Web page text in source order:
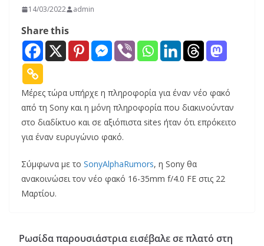
14/03/2022 admin
Share this
Μέρες τώρα υπήρχε η πληροφορία για έναν νέο φακό
από τη Sony και η μόνη πληροφορία που διακινούνταν
στο διαδίκτυο και σε αξιόπιστα sites ήταν ότι επρόκειτο
για έναν ευρυγώνιο φακό.
Σύμφωνα με το SonyAlphaRumors, η Sony θα
ανακοινώσει τον νέο φακό 16-35mm f/4.0 FE στις 22
Μαρτίου.
Ρωσίδα παρουσιάστρια εισέβαλε σε πλατό στη